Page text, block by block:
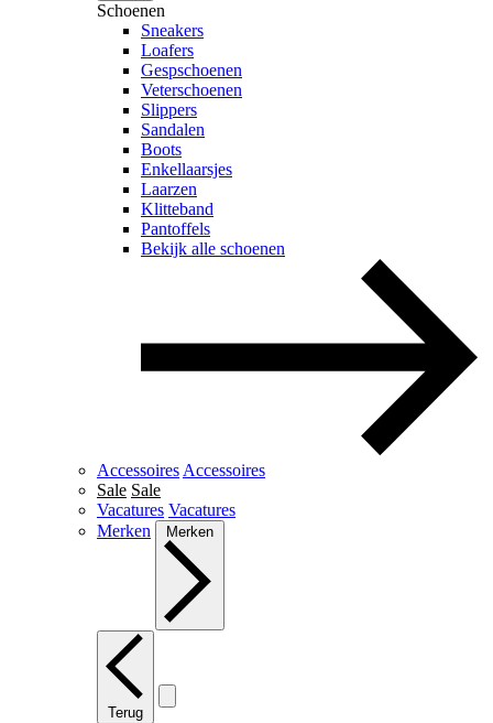
Schoenen
Sneakers
Loafers
Gespschoenen
Veterschoenen
Slippers
Sandalen
Boots
Enkellaarsjes
Laarzen
Klitteband
Pantoffels
Bekijk alle schoenen
Accessoires Accessoires
Sale Sale
Vacatures Vacatures
Merken
Merken
Terug